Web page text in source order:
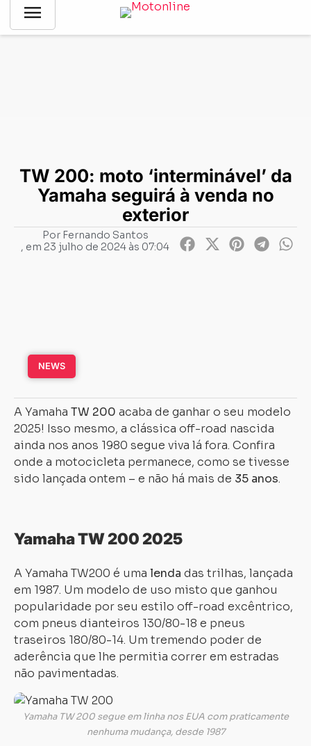
menu
Notícias
TW 200: moto ‘interminável’ da Yamaha
TW 200: moto ‘interminável’ da
Yamaha seguirá à venda no
exterior
PorFernando Santos
, em 23 julho de 2024 às 07:04
NEWS
A Yamaha TW 200 acaba de ganhar o seu modelo
2025! Isso mesmo, a clássica off-road nascida
ainda nos anos 1980 segue viva lá fora. Confira
onde a motocicleta permanece, como se tivesse
sido lançada ontem – e não há mais de 35 anos.
Yamaha TW 200 2025
A Yamaha TW200 é uma lenda das trilhas, lançada
em 1987. Um modelo de uso misto que ganhou
popularidade por seu estilo off-road excêntrico,
com pneus dianteiros 130/80-18 e pneus
traseiros 180/80-14. Um tremendo poder de
aderência que lhe permitia correr em estradas
não pavimentadas.
Yamaha TW 200 segue em linha nos EUA com praticamente
nenhuma mudança, desde 1987